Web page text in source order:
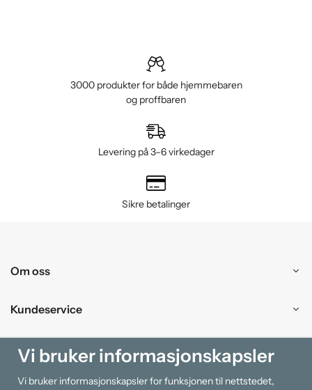
3000 produkter for både hjemmebaren
og proffbaren
Levering på 3–6 virkedager
Sikre betalinger
Om oss
Kundeservice
Kjøpesenter
Information
Vi bruker informasjonskapsler
Vi bruker informasjonskapsler for funksjonen til nettstedet,